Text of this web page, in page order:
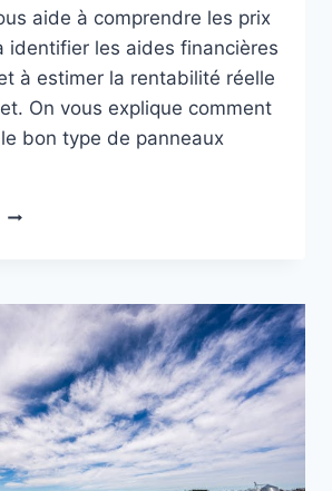
aide à comprendre les prix
identifier les aides financières
à estimer la rentabilité réelle
On vous explique comment
bon type de panneaux
COÛT
SOLAIRES
LE
GUIDE
COMPLET
2025